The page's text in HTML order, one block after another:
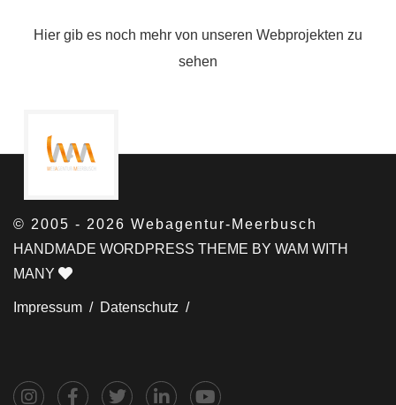
Hier gib es noch mehr von unseren Webprojekten zu
sehen
© 2005 - 2026 Webagentur-Meerbusch
HANDMADE WORDPRESS THEME BY WAM WITH
MANY
Impressum / Datenschutz /